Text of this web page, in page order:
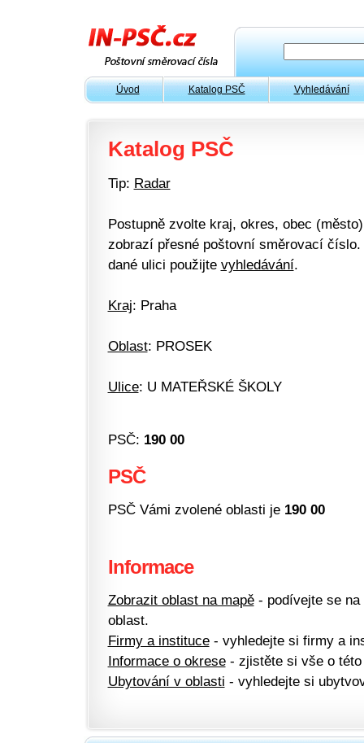
Úvod Katalog PSČ Vyhledávání
Katalog PSČ
Tip: Radar
Postupně zvolte kraj, okres, obec
zobrazí přesné poštovní směrovací
dané ulici použijte vyhledávání.
Kraj: Praha
Oblast: PROSEK
Ulice: U MATEŘSKÉ ŠKOLY
PSČ: 190 00
PSČ
PSČ Vámi zvolené oblasti je 190 00
Informace
Zobrazit oblast na mapě- podívejte se na
oblast.
Firmy a instituce- vyhledejte si firmy a
Informace o okrese- zjistěte si vše o této
Ubytování v oblasti - vyhledejte si